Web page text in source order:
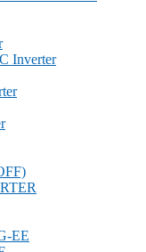
Inverter
EE